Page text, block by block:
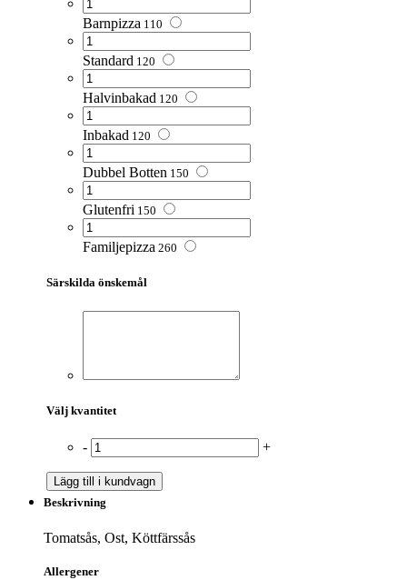
Barnpizza 110
Standard 120
Halvinbakad 120
Inbakad 120
Dubbel Botten 150
Glutenfri 150
Familjepizza 260
Särskilda önskemål
Välj kvantitet
- +
Lägg till i kundvagn
Beskrivning
Tomatsås, Ost, Köttfärssås
Allergener